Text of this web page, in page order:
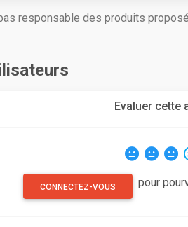
responsable des produits
Evaluer cette
CONNECTEZ-VOUS pour